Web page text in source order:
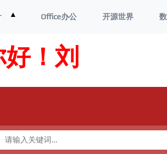
好！刘
▲
单
Office办公 开源世界